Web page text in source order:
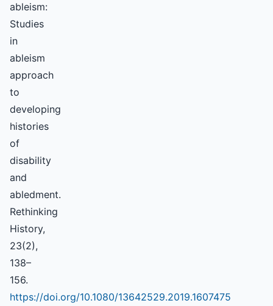
ableism:
Studies
in
ableism
approach
to
developing
histories
of
disability
and
abledment.
Rethinking
History,
23(2),
138–
156.
https://doi.org/10.1080/13642529.2019.1607475